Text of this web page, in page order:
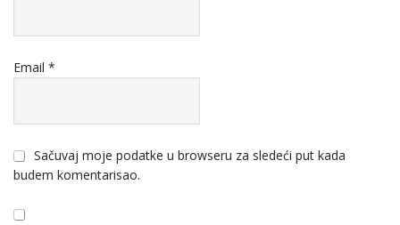
Email *
Sačuvaj moje podatke u browseru za sledeći put kada
budem komentarisao.